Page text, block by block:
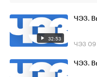
32:53
ЧЭЗ.
ЧЭЗ 09
ЧЭЗ.